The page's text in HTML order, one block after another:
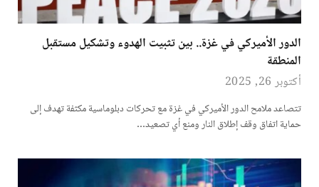
الدور الأميركي في غزة.. بين تثبيت الهدوء وتشكيل مستقبل
المنطقة
أكتوبر 26, 2025
تتصاعد ملامح الدور الأميركي في غزة مع تحركات دبلوماسية مكثفة تهدف إلى
حماية اتفاق وقف إطلاق النار ومنع أي تصعيد…